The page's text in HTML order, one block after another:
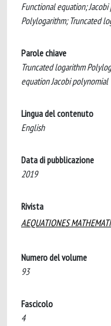
Functional equation;
Polylogarithm; Truncated
Parole chiave
Truncated logarithm
equation Jacobi polynomial
Lingua del contenuto
English
Data di pubblicazione
2019
Rivista
AEQUATIONES
Numero del volume
93
Fascicolo
4